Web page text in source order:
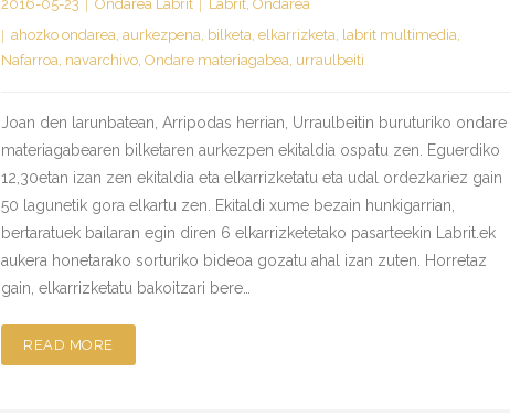
2016-05-23 Ondarea Labrit Labrit,Ondarea
ahozko ondarea,aurkezpena, bilketa,elkarrizketa, labrit multimedia,
Nafarroa, navarchivo,Ondare materiagabea, urraulbeiti
Joan den larunbatean, Arripodas herrian, Urraulbeitin buruturiko ondare
materiagabearen bilketaren aurkezpen ekitaldia ospatu zen. Eguerdiko
12,30etan izan zen ekitaldia eta elkarrizketatu eta udal ordezkariez gain
50 lagunetik gora elkartu zen. Ekitaldi xume bezain hunkigarrian,
bertaratuek bailaran egin diren 6 elkarrizketetako pasarteekin Labrit.ek
aukera honetarako sorturiko bideoa gozatu ahal izan zuten. Horretaz
gain, elkarrizketatu bakoitzari bere…
READ MORE